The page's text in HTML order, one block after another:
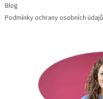
Blog
Podmínky ochrany osobních údajů